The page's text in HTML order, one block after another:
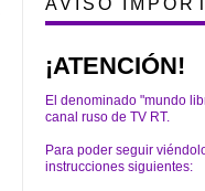
AVISO
¡ATENCIÓN!
El denominado "mundo
canal ruso de TV RT.
Para poder seguir
instrucciones siguientes: